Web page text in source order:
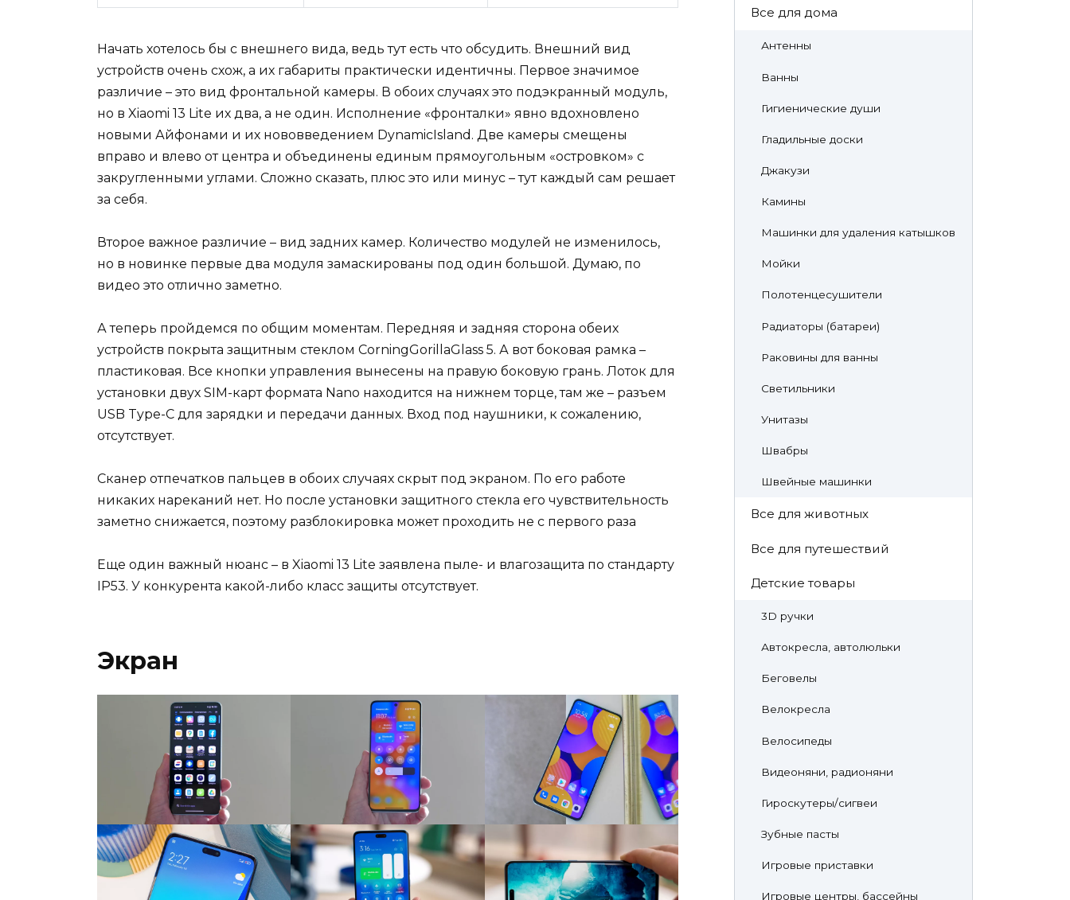
Начать хотелось бы с внешнего вида, ведь тут есть что обсудить. Внешний вид
устройств очень схож, а их габариты практически идентичны. Первое значимое
различие – это вид фронтальной камеры. В обоих случаях это подэкранный модуль,
но в Xiaomi 13 Lite их два, а не один. Исполнение «фронталки» явно вдохновлено
новыми Айфонами и их нововведением DynamicIsland. Две камеры смещены
вправо и влево от центра и объединены единым прямоугольным «островком» с
закругленными углами. Сложно сказать, плюс это или минус – тут каждый сам решает
за себя.
Второе важное различие – вид задних камер. Количество модулей не изменилось,
но в новинке первые два модуля замаскированы под один большой. Думаю, по
видео это отлично заметно.
А теперь пройдемся по общим моментам. Передняя и задняя сторона обеих
устройств покрыта защитным стеклом CorningGorillaGlass 5. А вот боковая рамка –
пластиковая. Все кнопки управления вынесены на правую боковую грань. Лоток для
установки двух SIM-карт формата Nano находится на нижнем торце, там же – разъем
USB Type-C для зарядки и передачи данных. Вход под наушники, к сожалению,
отсутствует.
Сканер отпечатков пальцев в обоих случаях скрыт под экраном. По его работе
никаких нареканий нет. Но после установки защитного стекла его чувствительность
заметно снижается, поэтому разблокировка может проходить не с первого раза
Еще один важный нюанс – в Xiaomi 13 Lite заявлена пыле- и влагозащита по стандарту
IP53. У конкурента какой-либо класс защиты отсутствует.
Экран
Все для дома
Антенны
Ванны
Гигиенические души
Гладильные доски
Джакузи
Камины
Машинки для удаления катышков
Мойки
Полотенцесушители
Радиаторы (батареи)
Раковины для ванны
Светильники
Унитазы
Швабры
Швейные машинки
Все для животных
Все для путешествий
Детские товары
3D ручки
Автокресла, автолюльки
Беговелы
Велокресла
Велосипеды
Видеоняни, радионяни
Гироскутеры/сигвеи
Зубные пасты
Игровые приставки
Игровые центры, бассейны